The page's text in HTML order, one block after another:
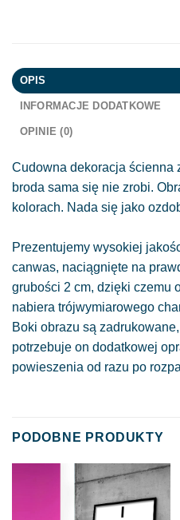
OPIS
INFORMACJE DODATKOWE
OPINIE (0)
Cudowna dekoracja ścienna
broda sama się nie zrobi.
kolorach. Nada się jako
Prezentujemy wysokiej
canwas, naciągnięte na
grubości 2 cm, dzięki czemu
nabiera trójwymiarowego
Boki obrazu są
potrzebuje on dodatkowej
powieszenia od razu po
PODOBNE PRODUKTY